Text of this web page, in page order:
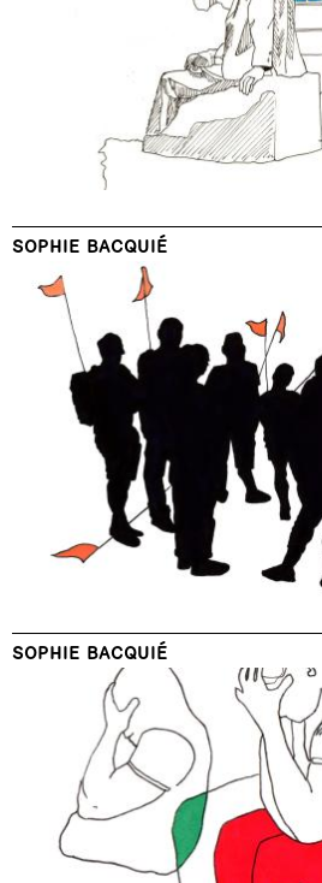
SOPHIE BACQUIÉ
SOPHIE BACQUIÉ